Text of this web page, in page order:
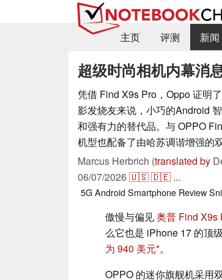
主页
评测 新闻
超级时尚相机内幕消
凭借 Find X9s Pro，Oppo 证明
影发烧友来说，小巧的Android
和强有力的替代品。与 OPPO
机型也配备了由哈苏调谐增强的
Marcus Herbrich (translated by
06/07/2026🇺🇸🇩🇪 ...
5GAndroidSmartphone Review
傲慢与偏见奥普 Find X9s
么它也是 iPhone 17 的顶
为 940 美元 。
OPPO 的迷你旗舰机采用